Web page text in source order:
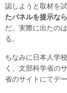
認しようと取材を
たパネルを提示な
だ。実際に出たの
る。
ちなみに日本人学
く、文部科学省の
省のサイトにてデ